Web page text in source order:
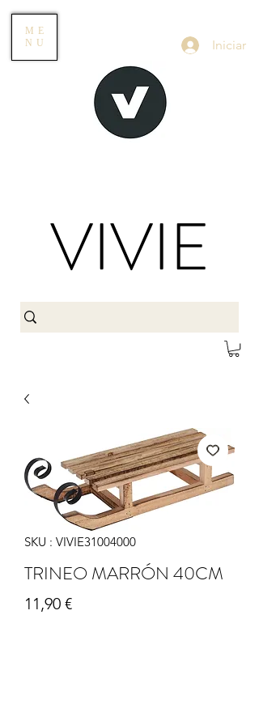
ME
NU
Iniciar
VIVIE
SKU : VIVIE31004000
TRINEO MARRÓN 40CM
11,90 €Prix